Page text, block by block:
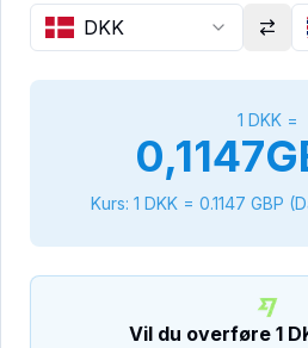
DKK
1 DKK=
0,1147
Kurs: 1 DKK = 0.1147 GBP
Vil du overføre 1